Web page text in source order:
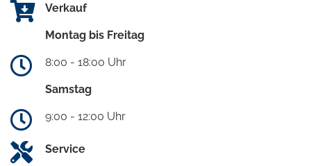
Verkauf
Montag bis Freitag
8:00 - 18:00 Uhr
Samstag
9:00 - 12:00 Uhr
Service